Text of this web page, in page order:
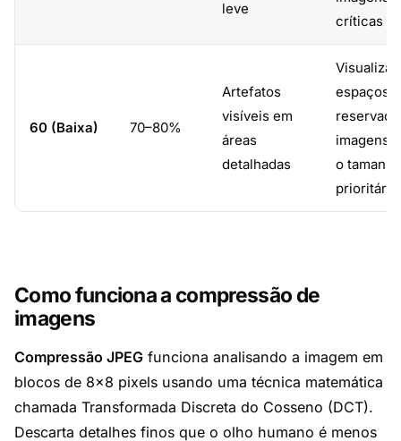
leve
críticas
60 (Baixa) 70–80%
Artefatos
visíveis em
áreas
detalhadas
espaços
imagens
o
prioritário
Como funciona a compressão de
imagens
Compressão JPEG funciona analisando a imagem em
blocos de 8×8 pixels usando uma técnica matemática
chamada Transformada Discreta do Cosseno (DCT).
Descarta detalhes finos que o olho humano é menos